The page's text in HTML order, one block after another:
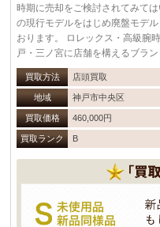
時期に売却をご検討されてみてはいかがでし
の現行モデルをはじめ廃盤モデ
おります。 ロレックス・高級腕時計買取の事なら大阪・難波・梅田・神
戸・三ノ宮に店舗を構えるブラ
買取方法 店頭買取
地域 神戸市中央区
買取価格 460,000円
買取ランク B